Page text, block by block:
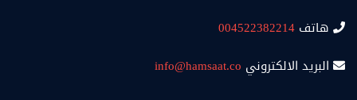
هاتف 004522382214
البريد الالكتروني info@hamsaat.co